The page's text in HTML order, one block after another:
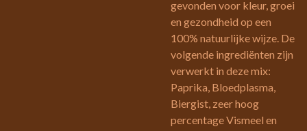
gevonden voor kleur, groei
en gezondheid op een
100% natuurlijke wijze. De
volgende ingrediënten zijn
verwerkt in deze mix:
Paprika, Bloedplasma,
Biergist, zeer hoog
percentage Vismeel en